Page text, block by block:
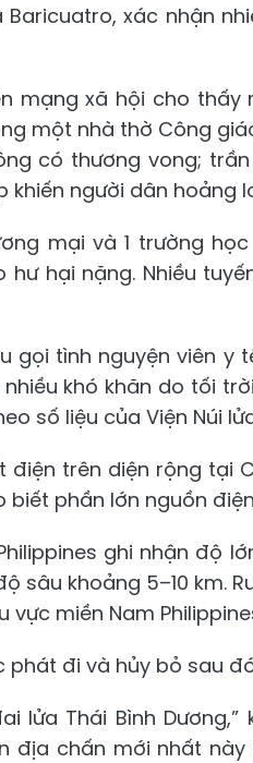
Baricuatro, xác nhận
mạng xã hội cho
một nhà thờ Công
có thương vong;
khiến người dân hoảng
mại và 1 trường
hại nặng. Nhiều
gọi tình nguyện viên y
khó khăn do tối
số liệu của Viện Núi
trên diện rộng tại
biết phần lớn nguồn
ghi nhận độ
sâu khoảng 5–10 km.
vực miền Nam
đi và hủy bỏ sau
lửa Thái Bình
địa chấn mới nhất